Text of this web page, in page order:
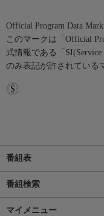
Official Program Data
このマークは「Official
式情報である「
のみ表記が許されている
番組表
番組検索
マイメニュー